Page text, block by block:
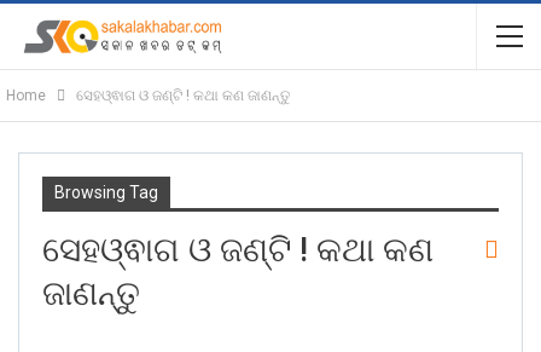
Home ସେହଓ୍ଵାଗ ଓ ଜଣ୍ଟି ! କଥା କଣ ଜାଣନ୍ତୁ
Browsing Tag
ସେହଓ୍ଵାଗ ଓ ଜଣ୍ଟି ! କଥା କଣ
ଜାଣନ୍ତୁ